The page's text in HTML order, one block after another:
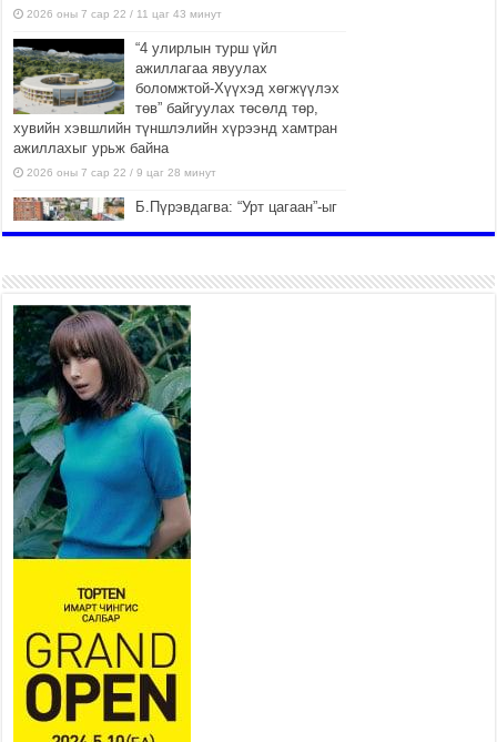
2026 оны 7 сар 22 / 11 цаг 43 минут
“4 улирлын турш үйл
ажиллагаа явуулах
боломжтой-Хүүхэд хөгжүүлэх
төв” байгуулах төсөлд төр,
хувийн хэвшлийн түншлэлийн хүрээнд хамтран
ажиллахыг урьж байна
2026 оны 7 сар 22 / 9 цаг 28 минут
Б.Пүрэвдагва: “Урт цагаан”-ыг
2026 оны 7 сар 21 / 16 цаг 47 минут
Тусгай замын автобус /BRT/
төслийн удирдах хорооны
ээлжит хуралдаан боллоо
2026 оны 7 сар 21 / 16 цаг 43 минут
Ерөнхий сайд Н.Учрал БНХАУ-
аас Монгол Улсад суугаа
Элчин сайд Шэнь
Миньжюанийг хүлээн авч
уулзав
2026 оны 7 сар 21 / 16 цаг 39 минут
БҮГД НАЙРАМДАХ ТАЖИКИСТАН УЛСТАЙ
ЭДИЙН ЗАСГИЙН ХАМТЫН АЖИЛЛАГААГ
ӨРГӨЖҮҮЛНЭ
2026 оны 7 сар 21 / 16 цаг 34 минут
26,992 суралцагч хотхоны бага сургуульд, 8100
суралцагч төрөлжсөн ахлах сургуульд
суралцана
2026 оны 7 сар 21 / 13 цаг 43 минут